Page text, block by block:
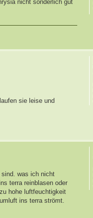
nicht sonderlich gut
sie leise und
sind. was ich nicht
terra reinblasen oder
hohe luftfeuchtigkeit
ins terra strömt.